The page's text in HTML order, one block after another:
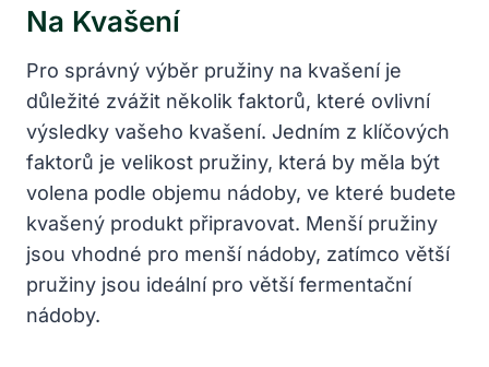
Na Kvašení
Pro správný​ výběr pružiny na kvašení je
důležité zvážit několik faktorů, které ⁤ovlivní
výsledky vašeho kvašení. Jedním z klíčových
faktorů je velikost pružiny, ‌která by měla být
volena podle objemu nádoby, ve které budete
⁢kvašený produkt připravovat. Menší pružiny
jsou vhodné pro menší​ nádoby, zatímco větší
pružiny jsou ideální pro větší fermentační
nádoby.